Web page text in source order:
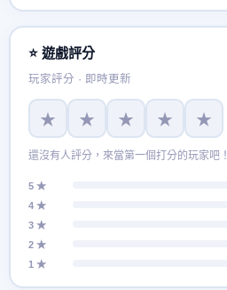
⭐ 遊戲評分
玩家評分 · 即時更新
★ ★ ★ ★ ★
還沒有人評分，來當第一個打分的玩家吧！
5 ★
4 ★
3 ★
2 ★
1 ★